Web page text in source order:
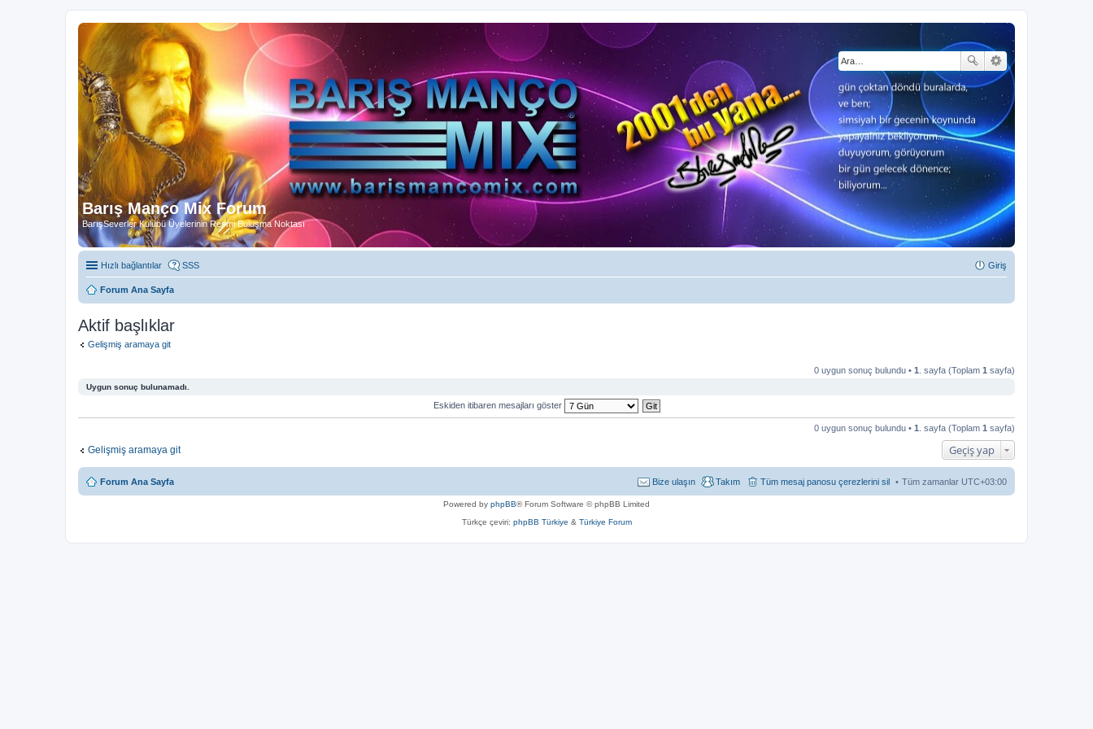
Barış Manço Mix Forum
BarışSeverler Kulübü Üyelerinin Resmi Buluşma Noktası
Hızlı bağlantılar SSS Giriş
Forum Ana Sayfa
Aktif başlıklar
Gelişmiş aramaya git
0 uygun sonuç bulundu • 1 . sayfa (Toplam 1 sayfa)
Uygun sonuç bulunamadı.
Eskiden itibaren mesajları göster
0 uygun sonuç bulundu • 1 . sayfa (Toplam 1 sayfa)
Gelişmiş aramaya git Geçiş yap
Forum Ana Sayfa Tüm zamanlar UTC+03:00
Tüm mesaj panosu çerezlerini sil
Takım
Bize ulaşın
Powered by phpBB® Forum Software © phpBB Limited
Türkçe çeviri: phpBB Türkiye & Türkiye Forum